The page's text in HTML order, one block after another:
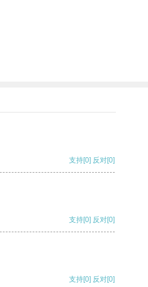
支持[0] 反对[0]
支持[0] 反对[0]
支持[0] 反对[0]